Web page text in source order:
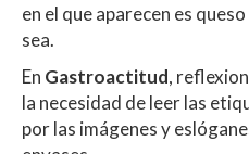
en el que aparecen es
sea.
En Gastroactitud,
la necesidad de leer las
por las imágenes y